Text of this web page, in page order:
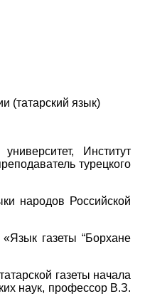
(татарский язык)
Институт
турецкого
народов Российской
газеты “Борхане
газеты начала
наук, профессор В.З.